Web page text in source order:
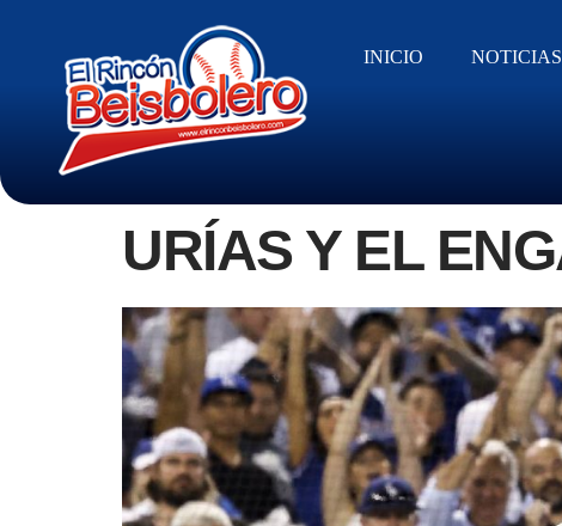
INICIO NOTICIAS
URÍAS Y EL